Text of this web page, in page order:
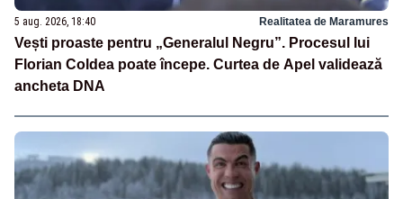
5 aug. 2026, 18:40 Realitatea de Maramures
Vești proaste pentru „Generalul Negru”. Procesul lui
Florian Coldea poate începe. Curtea de Apel validează
ancheta DNA